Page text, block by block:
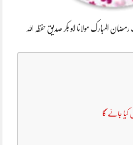
المبارک مولانا ابو بکر صدیق حفظہ اللہ
کیا جائے گا